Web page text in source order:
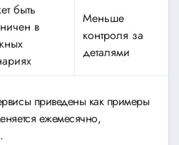
быть
в
Меньше
контроля за
деталями
приведены как примеры
ежемесячно,